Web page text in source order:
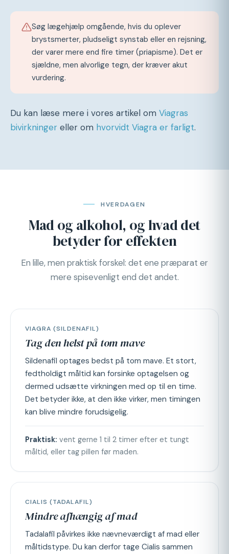
Søg lægehjælp omgående, hvis du oplever
brystsmerter, pludseligt synstab eller en rejsning,
der varer mere end fire timer (priapisme). Det er
sjældne, men alvorlige tegn, der kræver akut
vurdering.
Du kan læse mere i vores artikel om Viagras
bivirkninger eller om hvorvidt Viagra er farligt.
HVERDAGEN
Mad og alkohol, og hvad det
betyder for effekten
En lille, men praktisk forskel: det ene præparat er
mere spisevenligt end det andet.
VIAGRA (SILDENAFIL)
Tag den helst på tom mave
Sildenafil optages bedst på tom mave. Et stort,
fedtholdigt måltid kan forsinke optagelsen og
dermed udsætte virkningen med op til en time.
Det betyder ikke, at den ikke virker, men timingen
kan blive mindre forudsigelig.
Praktisk: vent gerne 1 til 2 timer efter et tungt
måltid, eller tag pillen før maden.
CIALIS (TADALAFIL)
Mindre afhængig af mad
Tadalafil påvirkes ikke nævneværdigt af mad eller
måltidstype. Du kan derfor tage Cialis sammen